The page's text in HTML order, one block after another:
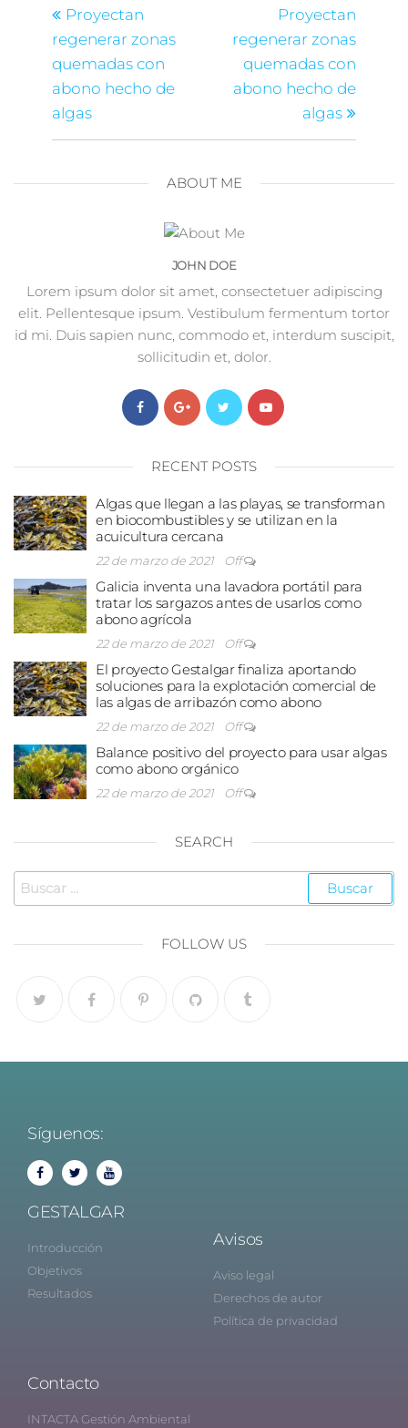
Proyectan
regenerar zonas
quemadas con
abono hecho de
algas
Proyectan
regenerar zonas
quemadas con
abono hecho de
algas
ABOUT ME
JOHN DOE
Lorem ipsum dolor sit amet, consectetuer adipiscing
elit. Pellentesque ipsum. Vestibulum fermentum tortor
id mi. Duis sapien nunc, commodo et, interdum suscipit,
sollicitudin et, dolor.
RECENT POSTS
Algas que llegan a las playas, se transforman
en biocombustibles y se utilizan en la
acuicultura cercana
22 de marzo de 2021 Off
Galicia inventa una lavadora portátil para
tratar los sargazos antes de usarlos como
abono agrícola
22 de marzo de 2021 Off
El proyecto Gestalgar finaliza aportando
soluciones para la explotación comercial de
las algas de arribazón como abono
22 de marzo de 2021 Off
Balance positivo del proyecto para usar algas
como abono orgánico
22 de marzo de 2021 Off
SEARCH
FOLLOW US
Síguenos:
GESTALGAR
Introducción
Objetivos
Resultados
Avisos
Aviso legal
Derechos de autor
Política de privacidad
Contacto
INTACTA Gestión Ambiental